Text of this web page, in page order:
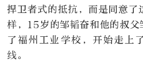
捍卫者式的抵抗，而是同意了
样，15岁的邹韬奋和他的叔父
了福州工业学校，开始走上
线。